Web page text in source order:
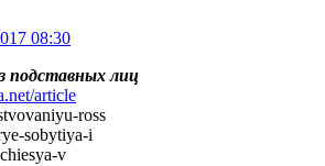
08:30
подставных лиц
article
ross
sobytiya-i
v